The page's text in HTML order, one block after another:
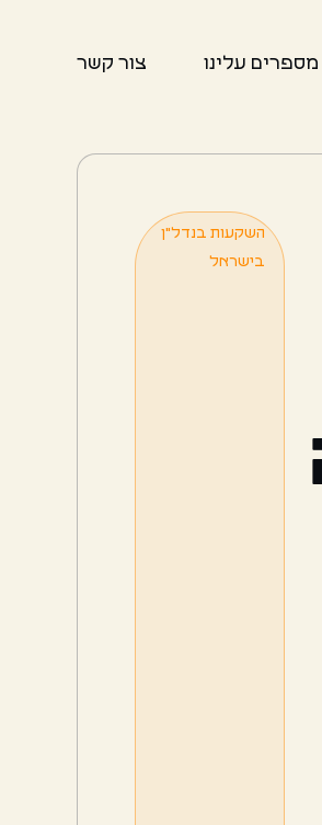
מספרים עלינו צור קשר
השקעות בנדל"ן
בישראל